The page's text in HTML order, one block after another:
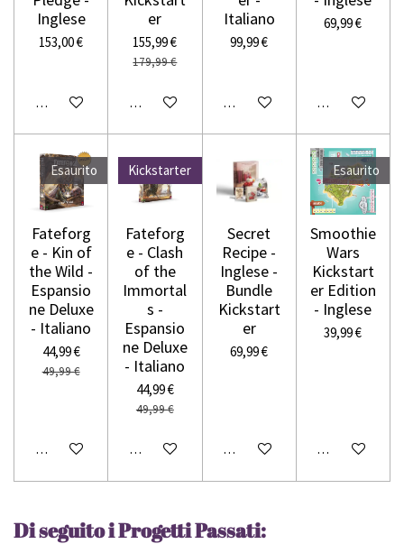
Inglese
153,00 €
Avvisami quando disponibile
er
155,99 €
179,99 €
Avvisami quando disponibile
Italiano
99,99 €
Avvisami quando disponibile
69,99 €
Avvisami
Esaurito
Fateforg
e - Kin of
the Wild -
Espansio
ne Deluxe
- Italiano
44,99 €
49,99 €
Avvisami quando disponibile
Kickstarter
Fateforg
e - Clash
of the
Immortal
s -
Espansio
ne Deluxe
- Italiano
44,99 €
49,99 €
Avvisami quando disponibile
Secret
Recipe -
Inglese -
Bundle
Kickstart
er
69,99 €
Aggiungi al carrello
Esaurito
Smoothie
Wars
Kickstart
er Edition
- Inglese
39,99 €
Avvisami
Di seguito i Progetti Passati: